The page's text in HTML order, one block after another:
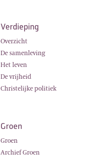
Verdieping
Overzicht
De samenleving
Het leven
De vrijheid
Christelijke politiek
Groen
Groen
Archief Groen